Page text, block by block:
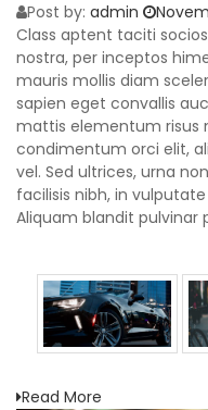
Post by: admin
Class aptent taciti
nostra, per inceptos
mauris mollis diam
sapien eget convallis
mattis elementum risus
condimentum orci elit,
vel. Sed ultrices, urna
facilisis nibh, in
Aliquam blandit pulvinar
Read More